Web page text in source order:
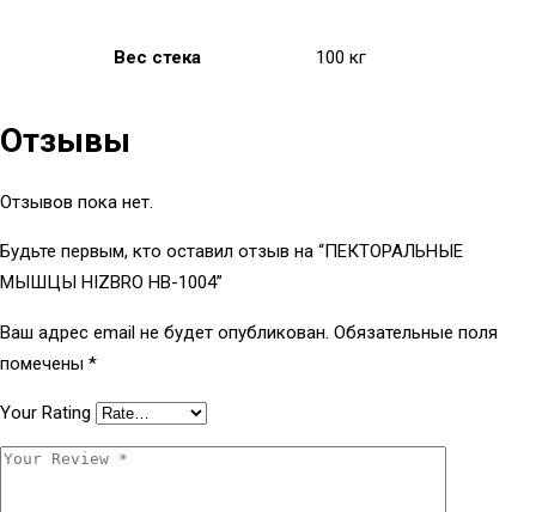
Вес стека 100 кг
Отзывы
Отзывов пока нет.
Будьте первым, кто оставил отзыв на “ПЕКТОРАЛЬНЫЕ
МЫШЦЫ HIZBRO HB-1004”
Ваш адрес email не будет опубликован. Обязательные поля
помечены *
Your Rating